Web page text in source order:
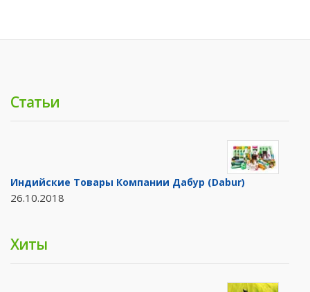
Статьи
Индийские Товары Компании Дабур (Dabur)
26.10.2018
Хиты